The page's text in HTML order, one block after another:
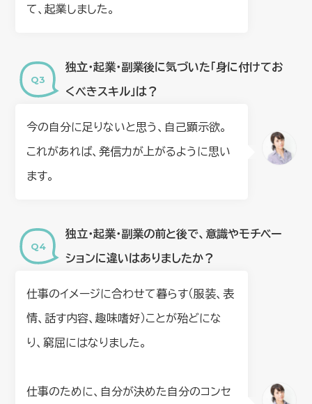
て、起業しました。
独⽴・起業・副業後に気づいた「身に付けてお
くべきスキル」は？
今の自分に足りないと思う、自己顕示欲。
これがあれば、発信力が上がるように思い
ます。
独立・起業・副業の前と後で、意識やモチベー
ションに違いはありましたか？
仕事のイメージに合わせて暮らす（服装、表
情、話す内容、趣味嗜好）ことが殆どにな
り、窮屈にはなりました。
仕事のために、自分が決めた自分のコンセ